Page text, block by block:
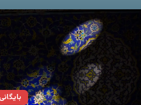
بایگانی